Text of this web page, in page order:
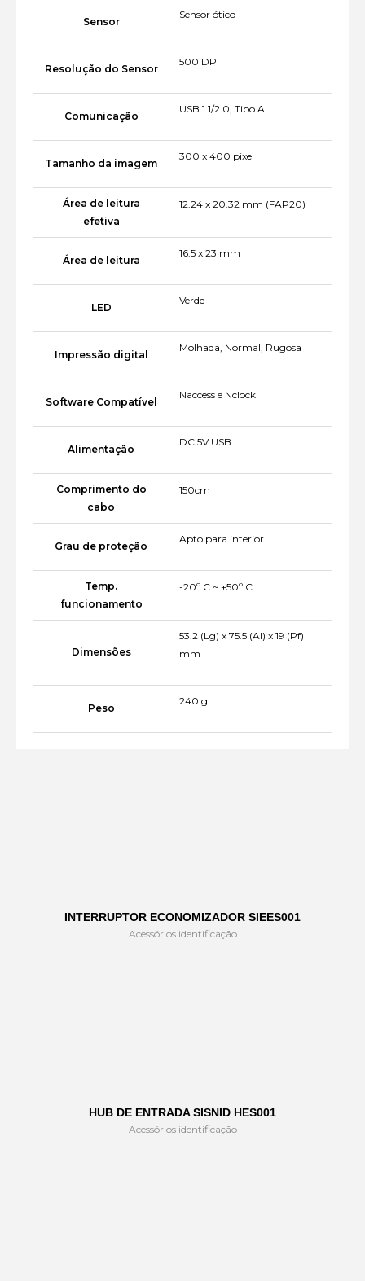
Sensor
Sensor ótico
Resolução do Sensor
500 DPI
Comunicação
USB 1.1/2.0, Tipo A
Tamanho da imagem
300 x 400 pixel
Área de leitura
efetiva
12.24 x 20.32 mm (FAP20)
Área de leitura
16.5 x 23 mm
LED
Verde
Impressão digital
Molhada, Normal, Rugosa
Software Compatível
Naccess e Nclock
Alimentação
DC 5V USB
Comprimento do
cabo
150cm
Grau de proteção
Apto para interior
Temp.
funcionamento
-20º C ~ +50º C
Dimensões
53.2 (Lg) x 75.5 (Al) x 19 (Pf)
mm
Peso
240 g
INTERRUPTOR ECONOMIZADOR SIEES001
Acessórios identificação
HUB DE ENTRADA SISNID HES001
Acessórios identificação